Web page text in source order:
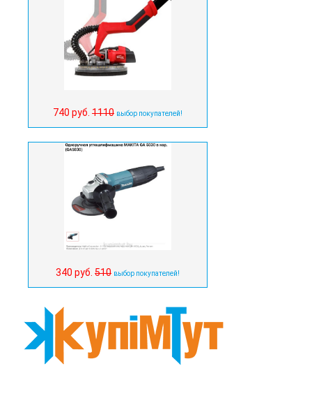
740 руб. 1110 выбор покупателей!
340 руб. 510 выбор покупателей!